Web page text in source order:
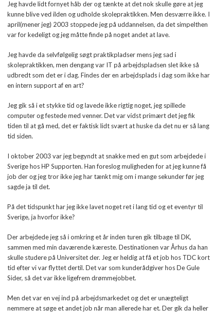
Jeg havde lidt fornyet håb der og tænkte at det nok skulle gøre at jeg
kunne blive ved ilden og udholde skolepraktikken. Men desværre ikke. I
april(mener jeg) 2003 stoppede jeg på uddannelsen, da det simpelthen
var for kedeligt og jeg måtte finde på noget andet at lave.
Jeg havde da selvfølgelig søgt praktikpladser mens jeg sad i
skolepraktikken, men dengang var IT på arbejdspladsen slet ikke så
udbredt som det er i dag. Findes der en arbejdsplads i dag som ikke har
en intern support af en art?
Jeg gik så i et stykke tid og lavede ikke rigtig noget, jeg spillede
computer og festede med venner. Det var vidst primært det jeg fik
tiden til at gå med, det er faktisk lidt svært at huske da det nu er så lang
tid siden.
I oktober 2003 var jeg begyndt at snakke med en gut som arbejdede i
Sverige hos HP Supporten. Han foreslog muligheden for at jeg kunne få
job der og jeg tror ikke jeg har tænkt mig om i mange sekunder før jeg
sagde ja til det.
På det tidspunkt har jeg ikke lavet noget ret i lang tid og et eventyr til
Sverige, ja hvorfor ikke?
Der arbejdede jeg så i omkring et år inden turen gik tilbage til DK,
sammen med min daværende kæreste. Destinationen var Århus da han
skulle studere på Universitet der. Jeg er heldig at få et job hos TDC kort
tid efter vi var flyttet dertil. Det var som kunderådgiver hos De Gule
Sider, så det var ikke ligefrem drømmejobbet.
Men det var en vej ind på arbejdsmarkedet og det er unægteligt
nemmere at søge et andet job når man allerede har et. Der gik da heller